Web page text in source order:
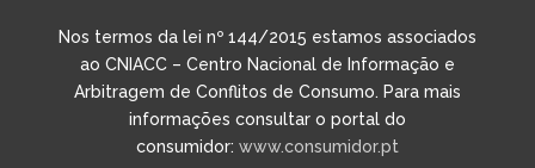
Nos termos da lei nº 144/2015 estamos associados
ao CNIACC – Centro Nacional de Informação e
Arbitragem de Conflitos de Consumo. Para mais
informações consultar o portal do
consumidor: www.consumidor.pt